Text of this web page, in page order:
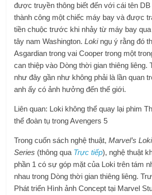
được truyền thông biết đến với cái tên
thành công một chiếc máy bay và được
tiền chuộc trước khi nhảy từ máy bay
tây nam Washington.Loki ngụ ý rằng đó
Asgardian trong vai Cooper trong một
can thiệp vào Dòng thời gian thiêng liêng.
như đây gần như không phải là lần quan
anh ấy có ảnh hưởng đến thế giới.
Liên quan: Loki không thể quay lại phim
thể đoàn tụ trong Avengers 5
Trong cuốn sách nghệ thuật,Marvel’s
Series (thông qua Trực tiếp), nghệ thuật
phần 1 có sự góp mặt của Loki trên tám
nhau trong Dòng thời gian thiêng liêng.
Phát triển Hình ảnh Concept tại Marvel